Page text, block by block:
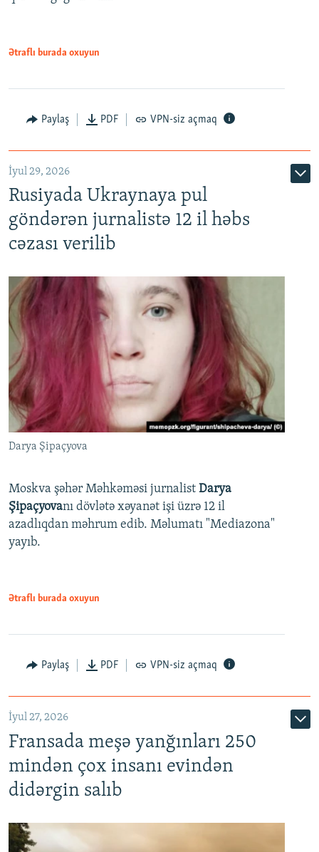
Ətraflı burada oxuyun
Paylaş PDF VPN-siz açmaq
İyul 29, 2026
Rusiyada Ukraynaya pul
göndərən jurnalistə 12 il həbs
cəzası verilib
Darya Şipaçyova
Moskva şəhər Məhkəməsi jurnalist Darya
Şipaçyovanı dövlətə xəyanət işi üzrə 12 il
azadlıqdan məhrum edib. Məlumatı "Mediazona"
yayıb.
Ətraflı burada oxuyun
Paylaş PDF VPN-siz açmaq
İyul 27, 2026
Fransada meşə yanğınları 250
mindən çox insanı evindən
didərgin salıb